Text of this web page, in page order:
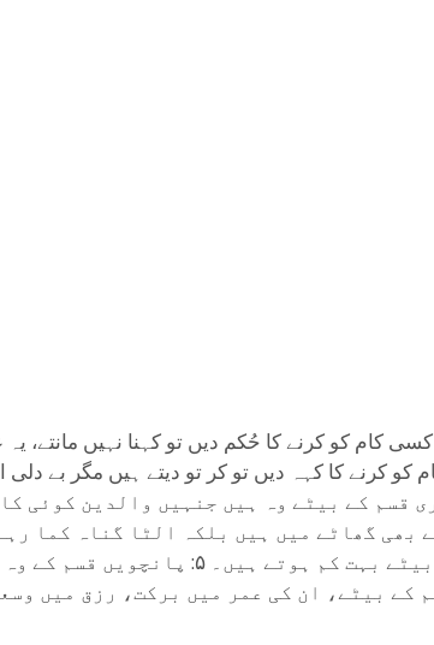
کو کرنے کا کہہ دیں تو کر تو دیتے ہیں مگر بے
نہیں۔ ۳: تیسری قسم کے بیٹے وہ ہیں جنہیں
کماتے ہیں اور ایسے بیٹے
کے بیٹے، ان کی عمر میں برکت، رزق میں